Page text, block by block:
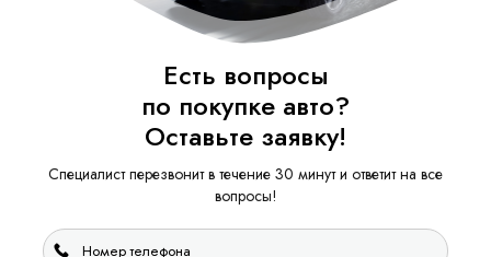
Есть вопросы
по покупке авто?
Оставьте заявку!
Специалист перезвонит в течение 30 минут и ответит на все
вопросы!